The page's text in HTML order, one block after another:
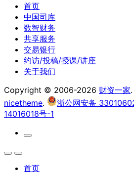
首页
中国司库
数智财务
共享服务
交易银行
约访/投稿/授课/讲座
关于我们
Copyright © 2006-2026 财资一家
nicetheme. 浙公网安备
14016018号-1
首页